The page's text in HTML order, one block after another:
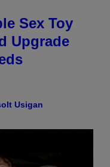
Sex Toy
Upgrade
Usigan